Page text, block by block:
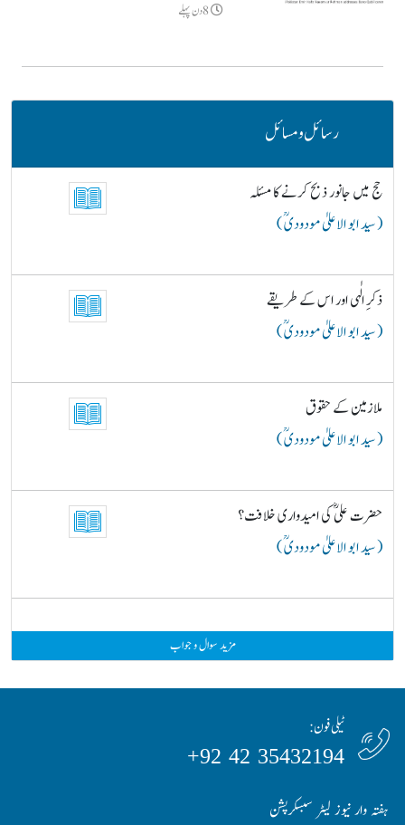
8دن پہلے
رسائل و مسائل
حج میں جانور ذبح کرنے کا مسئلہ
( سید ابو الاعلیٰ مودودیؒ )
ذکرِ الٰہی اور اس کے طریقے
( سید ابو الاعلیٰ مودودیؒ )
ملازمین کے حقوق
( سید ابو الاعلیٰ مودودیؒ )
حضرت علیؓ کی امیدواری خلافت؟
( سید ابو الاعلیٰ مودودیؒ )
مزید سوال و جواب
ٹیلی فون:
35432194 42 92+
ہفتہ وار نیوز لیٹر سبسکرپشن